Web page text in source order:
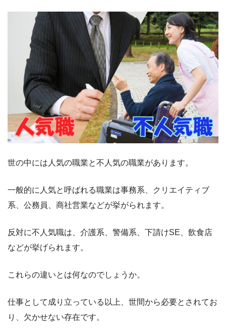
世の中には人気の職業と不人気の職業があります。
一般的に人気と呼ばれる職業は事務系、クリエイティブ
系、公務員、商社営業などが挙がられます。
反対に不人気職は、介護系、警備系、下請けSE、飲食店
などが挙げられます。
これらの違いとは何なのでしょうか。
仕事として成り立っている以上、世間から必要とされてお
り、欠かせない存在です。